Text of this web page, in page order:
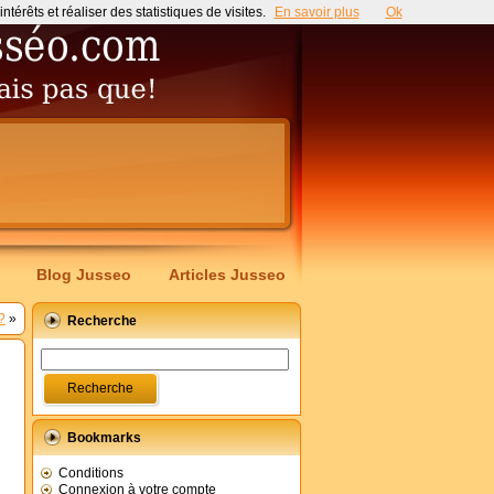
Blog Jusseo Articles Jusseo
» Recherche
Bookmarks
Conditions
Connexion à votre compte
et réaliser des statistiques de visites. En savoir plus Ok